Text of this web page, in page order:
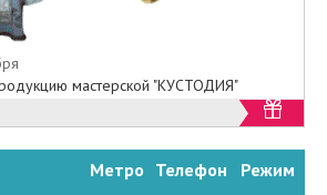
мастерской "КУСТОДИЯ"
Метро Телефон
Режим